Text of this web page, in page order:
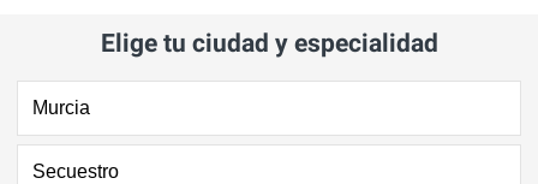
Elige tu ciudad y especialidad